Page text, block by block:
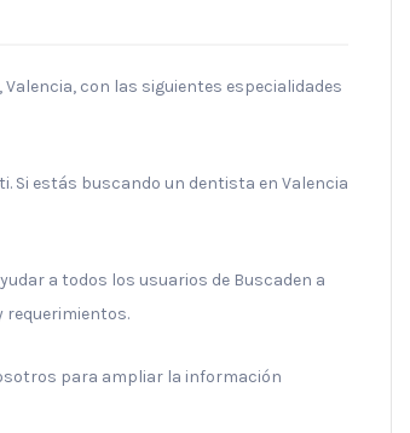
con las siguientes especialidades
Si estás buscando un dentista en Valencia
a todos los usuarios de Buscaden a
requerimientos.
para ampliar la información